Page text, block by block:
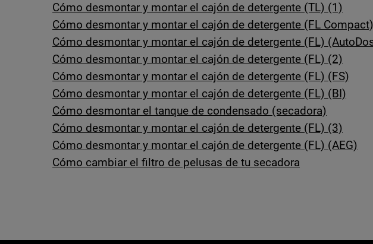
Cómo desmontar y montar el cajón de detergente (TL) (1)
Cómo desmontar y montar el cajón de detergente (FL
Cómo desmontar y montar el cajón de detergente (FL)
Cómo desmontar y montar el cajón de detergente (FL) (2)
Cómo desmontar y montar el cajón de detergente (FL) (FS)
Cómo desmontar y montar el cajón de detergente (FL) (BI)
Cómo desmontar el tanque de condensado (secadora)
Cómo desmontar y montar el cajón de detergente (FL) (3)
Cómo desmontar y montar el cajón de detergente (FL) (AEG)
Cómo cambiar el filtro de pelusas de tu secadora